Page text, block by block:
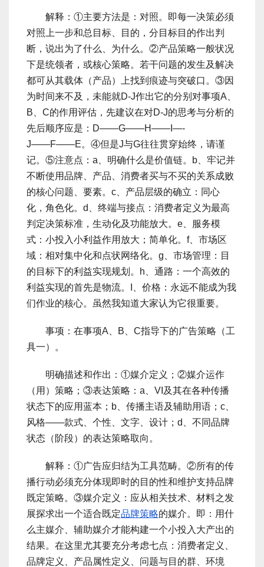
解释：①主要方法是：对照。即每一决策必须
对照上一步和总目标、目的，分目标目的作出判
断，说出为了什么、为什么。②产品策略一般状况
下是统领者，或核心策略。若干问题的发生及解决
都可从其载体（产品）上找到痕迹与突破口。③因
为时间来不及，未能就D-J作出它的分别对事项A、
B、C的作用评估，先建议在对D-J的思考与分析的
先后顺序应是：D――G――H――I―-
J――F――E。④但是J与G往往贯穿始终，请谨
记。⑤注意点：a、明确什么是价值链。b、牢记并
不断使用品牌、产品、消费者买与不买的关系成败
的核心问题、要素。c、产品层级的确立：同心
化，角色化。d、终端与接点：消费者定义为最高
判定决策标准，生动化及功能放大。e、服务模
式：小投入小利益作用放大；简单化。f、市场区
域：相对集中化和点状网络化。g、市场管理：目
的目标下的利益实现规划。h、通路：一个高效的
利益实现的首先是物流。I、价格：永远不能成为我
们作业的核心。虽然我知道大家认为它很重要。
事项：在事项A、B、C指导下的广告策略（工
具一）。
明确描述和作出：①媒介定义；②媒介运作
（用）策略；③表达策略：a、VI及其在各种传播
状态下的应用蓝本；b、传播主语及辅助用语；c、
风格――款式、个性、文字、设计；d、不同品牌
状态（阶段）的表达策略取向。
解释：①广告应归结为工具范畴。②所有的传
播行动必须充分体现即时的目的性和维护支持品牌
既定策略。③媒介定义：应从相关技术、材料之发
展探求出一个适合既定品牌策略的媒介。即：用什
么主媒介、辅助媒介才能构建一个小投入大产出的
结果。在这里尤其要充分考虑七点：消费者定义、
品牌定义、产品属性定义、问题与目的群、环境